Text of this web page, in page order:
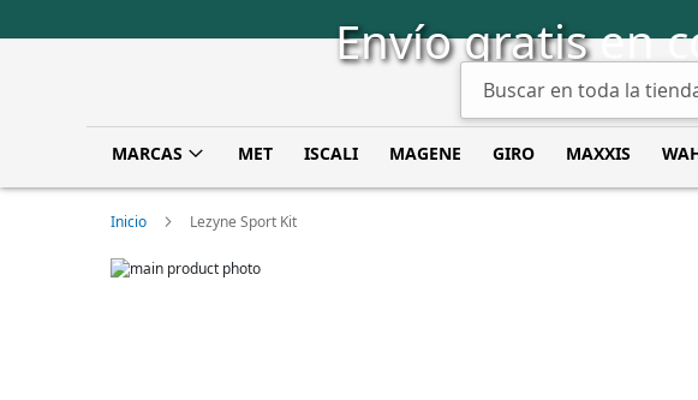
a
Envío gratisen
MARCAS MET ISCALI MAGENE GIRO MAXXIS
Inicio Lezyne Sport Kit
Skip